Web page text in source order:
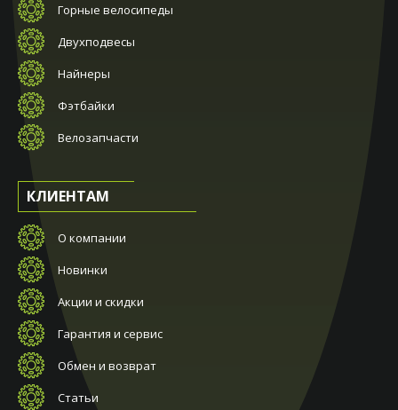
Горные велосипеды
Двухподвесы
Найнеры
Фэтбайки
Велозапчасти
КЛИЕНТАМ
О компании
Новинки
Акции и скидки
Гарантия и сервис
Обмен и возврат
Статьи